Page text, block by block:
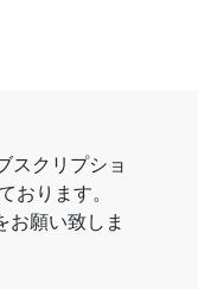
スクリプショ
おります。
お願い致しま